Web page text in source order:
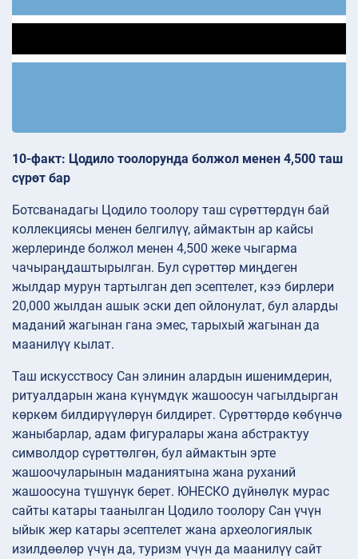
10-факт: Цодило тоолорунда болжол менен 4,500 таш
сүрөт бар
Ботсванадагы Цодило тоолору таш сүрөттөрдүн бай
коллекциясы менен белгилүү, аймактын ар кайсы
жерлеринде болжол менен 4,500 жеке чыгарма
чачыраңдаштырылган. Бул сүрөттөр миңдеген
жылдар мурун тартылган деп эсептелет, кээ бирлери
20,000 жылдан ашык эски деп ойлонулат, бул аларды
маданий жагынан гана эмес, тарыхый жагынан да
маанилүү кылат.
Таш искусствосу Сан элинин алардын ишенимдерин,
ритуалдарын жана күнүмдүк жашоосун чагылдырган
көркөм билдирүүлөрүн билдирет. Сүрөттөрдө көбүнчө
жаныбарлар, адам фигуралары жана абстрактуу
символдор сүрөттөлгөн, бул аймактын эрте
жашоочуларынын маданиятына жана руханий
жашоосуна түшүнүк берет. ЮНЕСКО дүйнөлүк мурас
сайты катары таанылган Цодило тоолору Сан үчүн
ыйык жер катары эсептелет жана археологиялык
изилдөөлөр үчүн да, туризм үчүн да маанилүү сайт